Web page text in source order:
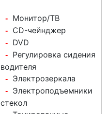
- Монитор/ТВ
- CD-чейнджер
- DVD
-
Регулировка сидения
водителя
- Электрозеркала
-
Электроподъемники
стекол